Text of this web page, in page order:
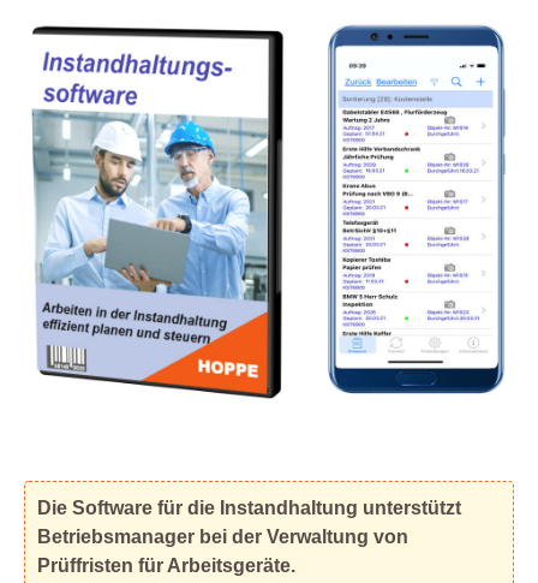
Die Software für die Instandhaltung unterstützt
Betriebsmanager bei der Verwaltung von
Prüffristen für Arbeitsgeräte.